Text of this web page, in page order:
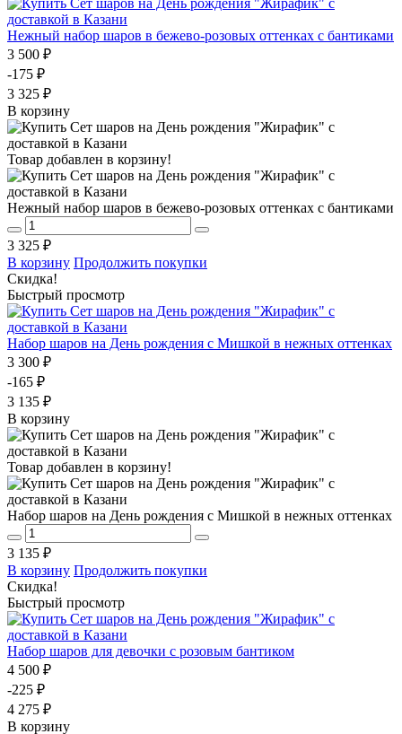
Нежный набор шаров в бежево-розовых оттенках с бантиками
3 500 ₽
-175 ₽
3 325 ₽
В корзину
Товар добавлен в корзину!
Нежный набор шаров в бежево-розовых оттенках с бантиками
3 325 ₽
В корзину Продолжить покупки
Скидка!
Быстрый просмотр
Набор шаров на День рождения с Мишкой в нежных оттенках
3 300 ₽
-165 ₽
3 135 ₽
В корзину
Товар добавлен в корзину!
Набор шаров на День рождения с Мишкой в нежных оттенках
3 135 ₽
В корзину Продолжить покупки
Скидка!
Быстрый просмотр
Набор шаров для девочки с розовым бантиком
4 500 ₽
-225 ₽
4 275 ₽
В корзину